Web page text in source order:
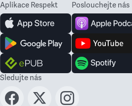
Aplikace Respekt Poslouchejte nás
Sledujte nás